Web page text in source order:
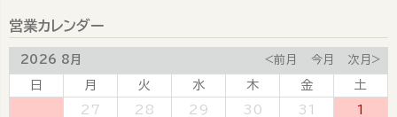
営業カレンダー
2026 8月 <前月 今月 次月>
日 月 火 水 木 金
土
27 28 29 30 31 1